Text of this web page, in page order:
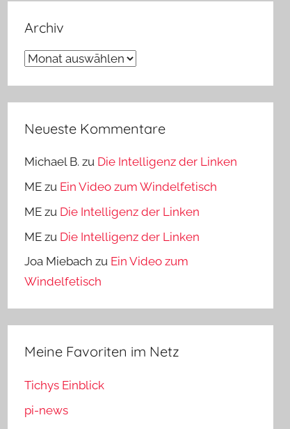
Archiv
Archiv
Neueste Kommentare
Michael B. zu Die Intelligenz der Linken
ME zu Ein Video zum Windelfetisch
ME zu Die Intelligenz der Linken
ME zu Die Intelligenz der Linken
Joa Miebach zu Ein Video zum
Windelfetisch
Meine Favoriten im Netz
Tichys Einblick
pi-news